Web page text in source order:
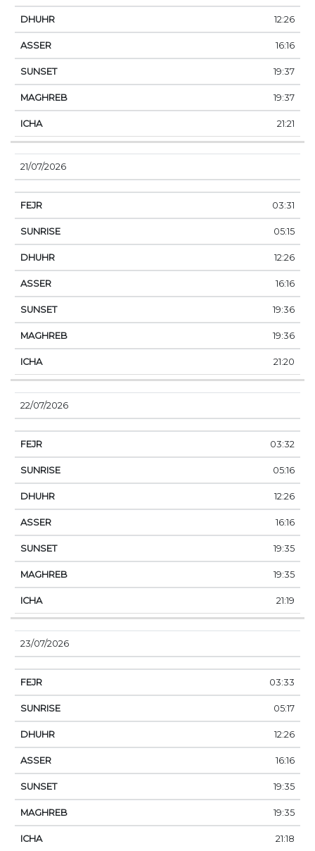
12:26
16:16
19:37
19:37
21:21
21/07/2026
03:31
05:15
12:26
16:16
19:36
19:36
21:20
22/07/2026
03:32
05:16
12:26
16:16
19:35
19:35
21:19
23/07/2026
03:33
05:17
12:26
16:16
19:35
19:35
21:18